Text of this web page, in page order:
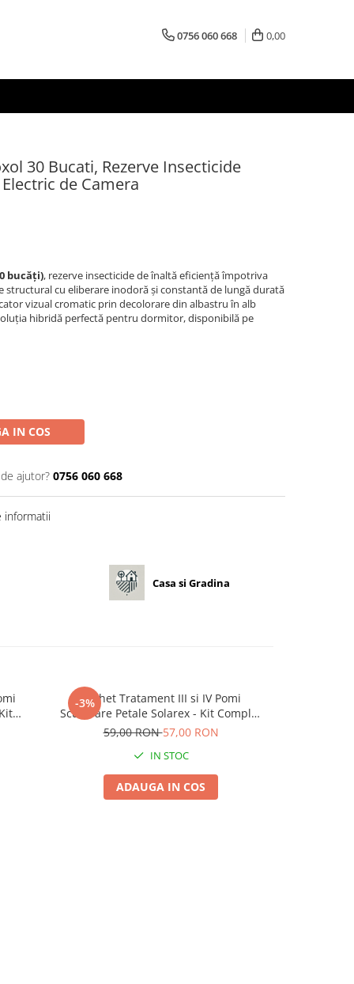
0756 060 668 0,00
30 Bucati, Rezerve Insecticide
de Camera
bucăți), rezerve insecticide de înaltă eficiență împotriva
cu eliberare inodoră și constantă de lungă durată
vizual cromatic prin decolorare din albastru în alb
hibridă perfectă pentru dormitor, disponibilă pe
IN COS
ajutor? 0756 060 668
informatii
Casa si Gradina
Apa
-3%
Pachet Tratament III si IV Pomi
Scuturare Petale Solarex - Kit Complet
Gata Dozat pentru 50L Apa
59,00 RON57,00 RON
IN STOC
ADAUGA IN COS